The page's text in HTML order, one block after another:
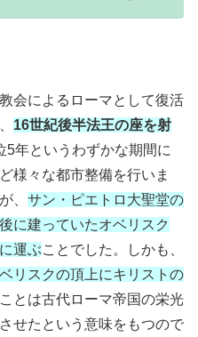
会によるローマとして復活
16世紀後半法王の座を射
5年というわずかな期間に
様々な都市整備を行いま
、 サン・ピエトロ大聖堂の
に建っていたオベリスク
運ぶことでした。しかも、
リスクの頂上にキリストの
とは古代ローマ帝国の栄光
せたという意味をもつので